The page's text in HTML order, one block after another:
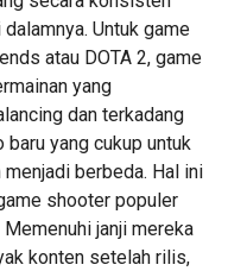
Untuk game
atau DOTA 2, game
yang
dan terkadang
baru yang cukup untuk
berbeda. Hal ini
shooter populer
janji mereka
konten setelah rilis,